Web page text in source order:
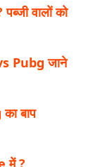
वालों को
Pubg जाने
बाप
में ?